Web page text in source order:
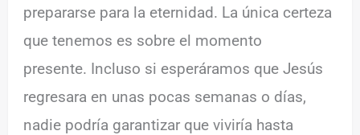
prepararse para la eternidad. La única certeza
que tenemos es sobre el momento
presente. Incluso si esperáramos que Jesús
regresara en unas pocas semanas o días,
nadie podría garantizar que viviría hasta